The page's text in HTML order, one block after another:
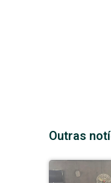
Outras